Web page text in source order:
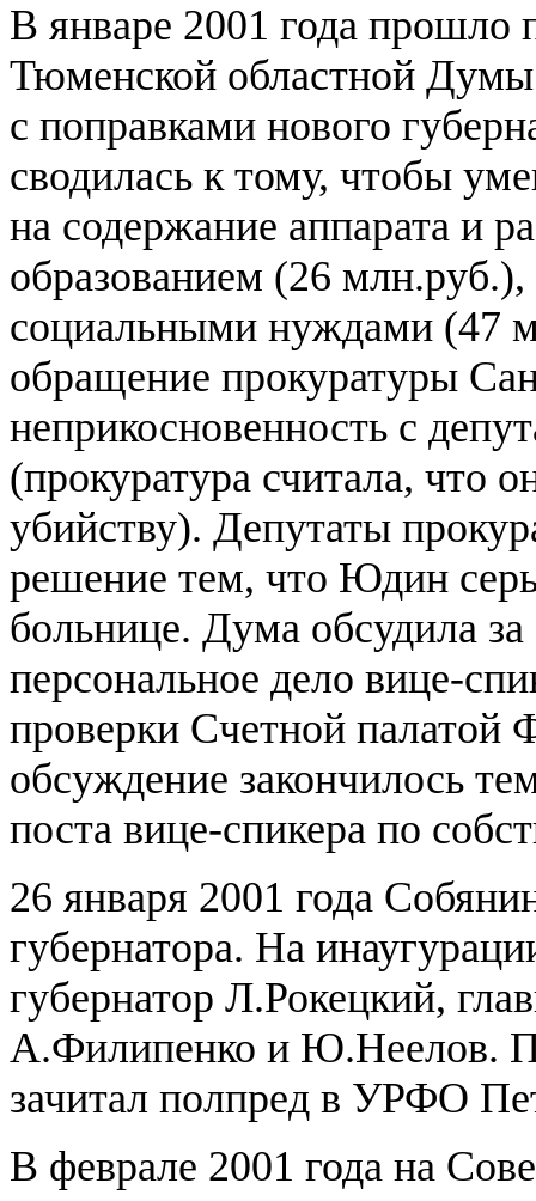
В январе 2001 года прошло
Тюменской областной
с поправками нового
сводилась к тому, чтобы
на содержание аппарата и
образованием (26
социальными нуждами (47
обращение прокуратуры
неприкосновенность с
(прокуратура считала, что
убийству). Депутаты
решение тем, что Юдин
больнице. Дума обсудила
персональное дело вице-
проверки Счетной палатой
обсуждение закончилось
поста вице-спикера по
26 января 2001 года
губернатора. На
губернатор Л.Рокецкий,
А.Филипенко и Ю.Неелов.
зачитал полпред в УРФО
В феврале 2001 года на